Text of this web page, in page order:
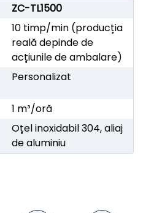
ZC-TL1500
10 timp/min (producția
reală depinde de
acțiunile de ambalare)
Personalizat
1 m³/oră
Oțel inoxidabil 304, aliaj
de aluminiu